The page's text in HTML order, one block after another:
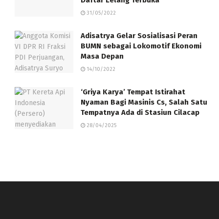
31/05/2022
Adisatrya Gelar Sosialisasi Peran
BUMN sebagai Lokomotif Ekonomi
Masa Depan
14/10/2022
‘Griya Karya’ Tempat Istirahat
Nyaman Bagi Masinis Cs, Salah Satu
Tempatnya Ada di Stasiun Cilacap
28/04/2025